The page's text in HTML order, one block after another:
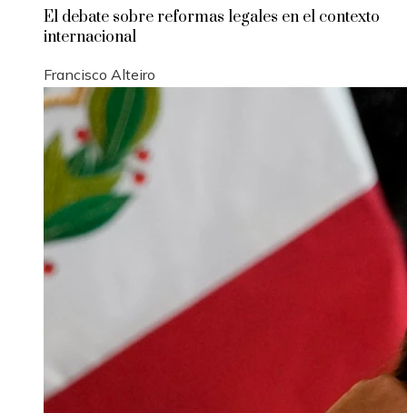
El debate sobre reformas legales en el contexto
internacional
Francisco Alteiro